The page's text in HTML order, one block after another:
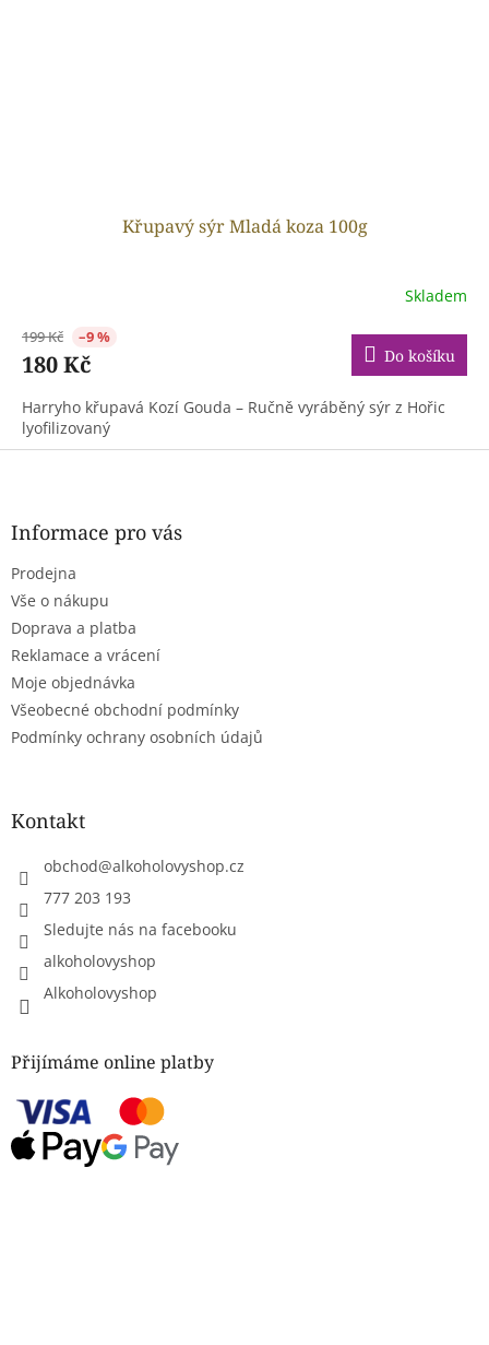
Křupavý sýr Mladá koza 100g
Skladem
199 Kč –9 %
180 Kč Do košíku
Harryho křupavá Kozí Gouda – Ručně vyráběný sýr z Hořic
lyofilizovaný
Z
Informace pro vás
Prodejna
Vše o nákupu
Doprava a platba
Reklamace a vrácení
Moje objednávka
Všeobecné obchodní podmínky
Podmínky ochrany osobních údajů
Kontakt
obchod@alkoholovyshop.cz
777 203 193
Sledujte nás na facebooku
alkoholovyshop
Alkoholovyshop
Přijímáme online platby